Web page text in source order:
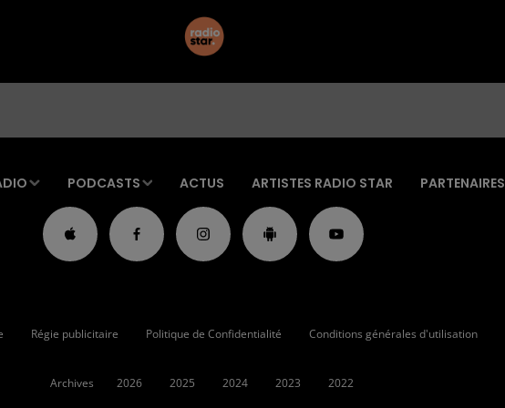
PODCASTS ACTUS ARTISTES RADIO STAR PARTENAIRES
Régie publicitaire Politique de Confidentialité Conditions générales d'utilisation
Archives 2026 2025 2024 2023 2022